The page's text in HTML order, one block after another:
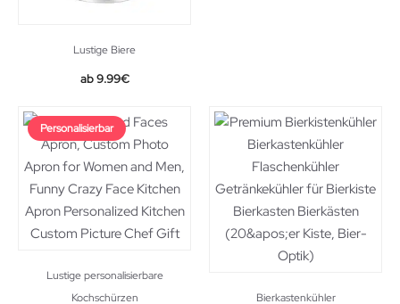
Lustige Biere
9.99€
Personalisierbar
Lustige personalisierbare
Kochschürzen
Bierkastenkühler